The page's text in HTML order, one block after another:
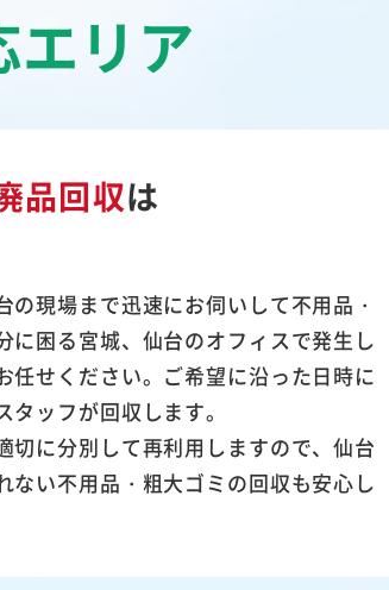
エリア
品回収は
の現場まで迅速にお伺いして不用品・
に困る宮城、仙台のオフィスで発生し
任せください。ご希望に沿った日時に
ッフが回収します。
切に分別して再利用 しますので、仙台
い不用品・粗大ゴミの回収も安心し